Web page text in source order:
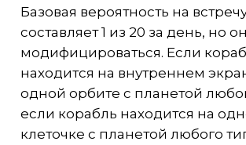
Базовая вероятность на
составляет 1 из 20 за день, но
модифицироваться. Если
находится на внутреннем
одной орбите с планетой
если корабль находится на
клеточке с планетой любого